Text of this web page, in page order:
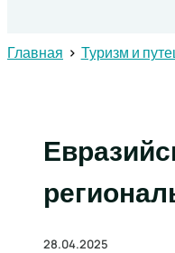
Главная Туризм и
28.04.2025